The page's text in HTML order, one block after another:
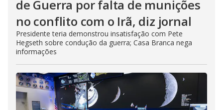
de Guerra por falta de munições
no conflito com o Irã, diz jornal
Presidente teria demonstrou insatisfação com Pete
Hegseth sobre condução da guerra; Casa Branca nega
informações